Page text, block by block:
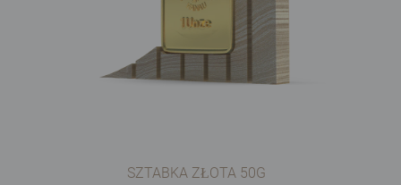
SZTABKA ZŁOTA 50G